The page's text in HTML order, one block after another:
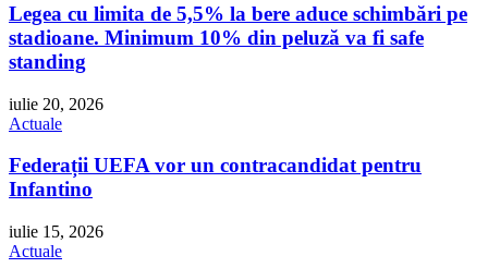
Legea cu limita de 5,5% la bere aduce schimbări pe
stadioane. Minimum 10% din peluză va fi safe
standing
iulie 20, 2026
Actuale
Federații UEFA vor un contracandidat pentru
Infantino
iulie 15, 2026
Actuale